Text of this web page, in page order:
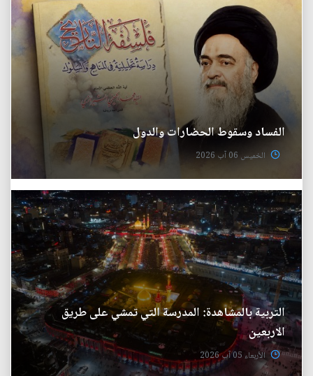
الفساد وسقوط الحضارات والدول
الخميس 06 آب 2026
التربية بالمشاهدة: المدرسة التي تمشي على طريق
الاربعين
الأربعاء 05 آب 2026